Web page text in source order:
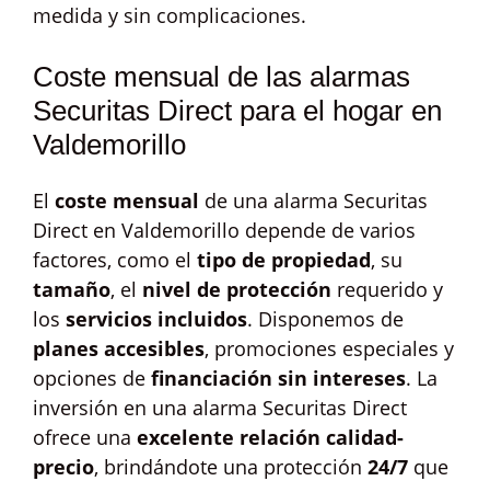
medida y sin complicaciones.
Coste mensual de las alarmas
Securitas Direct para el hogar en
Valdemorillo
El coste mensual de una alarma Securitas
Direct en Valdemorillo depende de varios
factores, como el tipo de propiedad, su
tamaño, el nivel de protección requerido y
los servicios incluidos. Disponemos de
planes accesibles, promociones especiales y
opciones de financiación sin intereses. La
inversión en una alarma Securitas Direct
ofrece una excelente relación calidad-
precio, brindándote una protección 24/7 que